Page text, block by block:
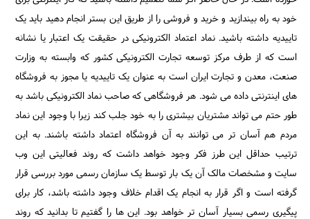
خود به راه بیندازید و خرید و فروشی را از طریق این بستر انجام دهید باید یک
تاییدیه داشته باشید. نماد اعتماد الکترونیکی در حقیقت یک اعتبار یا نشانه
است که از طرف مرکز توسعه تجارت الکترونیکی کشور که وابسته به وزارت
صنعت، معدن و تجارت ایران است به عنوان یک تاییدیه یا مجوز به فروشگاه
های اینترنتی داده می شود. هر فروشگاهی که صاحب نماد الکترونیکی باشد به
طور حتم می تواند مشتریان بیشتری را به خود جلب کند زیرا با وجود این نماد
مردم هم آسان تر می توانند به آن فروشگاه اعتماد داشته باشند. به این
ترتیب حداقل این طرز فکر وجود خواهد داشت که روند فعالیتی این وب
سایت و مشخصات مالک آن یک بار توسط یک سازمان رسمی مورد بررسی قرار
گرفته است و اگر قرار به انجام یک اقدام خلاف وجود داشته باشد، کار برای
پیگیری رسمی بسیار آسان تر خواهد بود. این ها را گفتیم تا بدانید که روند